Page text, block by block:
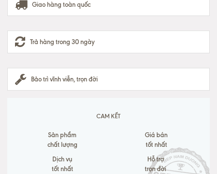
Giao hàng toàn quốc
Trả hàng trong 30 ngày
Bảo trì vĩnh viễn, trọn đời
CAM KẾT
Sản phẩm
chất lượng
Giá bán
tốt nhất
Dịch vụ
tốt nhất
Hỗ trợ
trọn đời